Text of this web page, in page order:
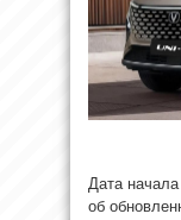
Дата
об